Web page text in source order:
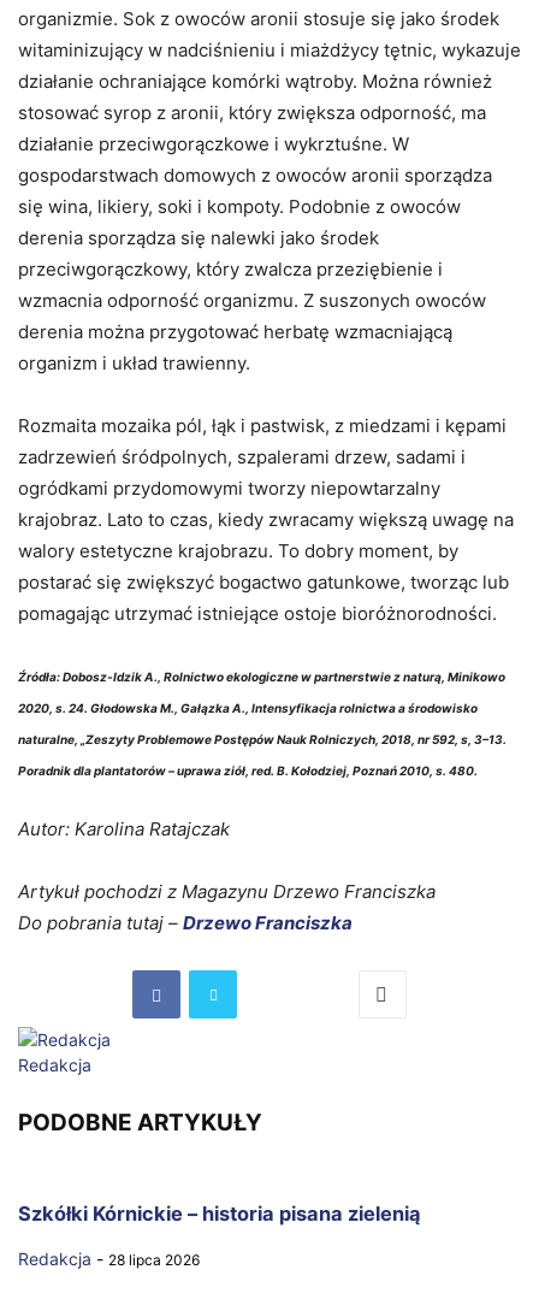
organizmie. Sok z owoców aronii stosuje się jako środek
witaminizujący w nadciśnieniu i miażdżycy tętnic, wykazuje
działanie ochraniające komórki wątroby. Można również
stosować syrop z aronii, który zwiększa odporność, ma
działanie przeciwgorączkowe i wykrztuśne. W
gospodarstwach domowych z owoców aronii sporządza
się wina, likiery, soki i kompoty. Podobnie z owoców
derenia sporządza się nalewki jako środek
przeciwgorączkowy, który zwalcza przeziębienie i
wzmacnia odporność organizmu. Z suszonych owoców
derenia można przygotować herbatę wzmacniającą
organizm i układ trawienny.
Rozmaita mozaika pól, łąk i pastwisk, z miedzami i kępami
zadrzewień śródpolnych, szpalerami drzew, sadami i
ogródkami przydomowymi tworzy niepowtarzalny
krajobraz. Lato to czas, kiedy zwracamy większą uwagę na
walory estetyczne krajobrazu. To dobry moment, by
postarać się zwiększyć bogactwo gatunkowe, tworząc lub
pomagając utrzymać istniejące ostoje bioróżnorodności.
Źródła: Dobosz-Idzik A., Rolnictwo ekologiczne w partnerstwie z naturą, Minikowo
2020, s. 24. Głodowska M., Gałązka A., Intensyfikacja rolnictwa a środowisko
naturalne, „Zeszyty Problemowe Postępów Nauk Rolniczych, 2018, nr 592, s, 3–13.
Poradnik dla plantatorów – uprawa ziół, red. B. Kołodziej, Poznań 2010, s. 480.
Autor: Karolina Ratajczak
Artykuł pochodzi z Magazynu Drzewo Franciszka
Do pobrania tutaj – Drzewo Franciszka
Redakcja
PODOBNE ARTYKUŁY
Szkółki Kórnickie – historia pisana zielenią
Redakcja - 28 lipca 2026